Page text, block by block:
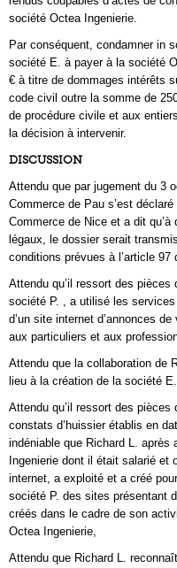
société Octea Ingenierie.
Par conséquent, condamner in
société E. à payer à la société
€ à titre de dommages intérêts
code civil outre la somme de
de procédure civile et aux
la décision à intervenir.
DISCUSSION
Attendu que par jugement du 3
Commerce de Pau s’est
Commerce de Nice et a dit
légaux, le dossier serait
conditions prévues à l’article
Attendu qu’il ressort des
société P. , a utilisé les
d’un site internet d’annonces
aux particuliers et aux
Attendu que la collaboration de
lieu à la création de la société
Attendu qu’il ressort des
constats d’huissier établis en
indéniable que Richard L.
Ingenierie dont il était salarié
internet, a exploité et a créé
société P. des sites présentant
créés dans le cadre de son
Octea Ingenierie,
Attendu que Richard L.